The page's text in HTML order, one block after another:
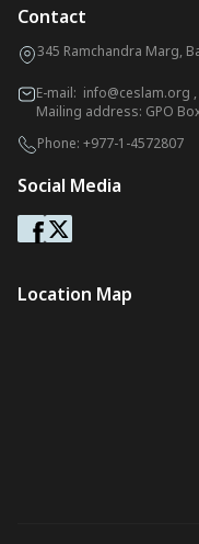
Contact
345 Ramchandra Marg,
E-mail: info@ceslam.org ,
Mailing address: GPO
Phone: +977-1-4572807
Social Media
Location Map